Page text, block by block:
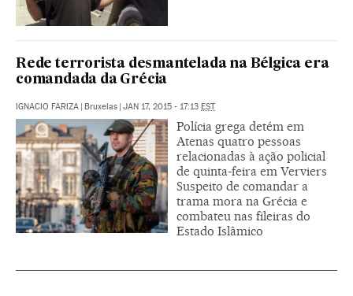
Rede terrorista desmantelada na Bélgica era
comandada da Grécia
IGNACIO FARIZA | Bruxelas | JAN 17, 2015 - 17:13 EST
Polícia grega detém em
Atenas quatro pessoas
relacionadas à ação policial
de quinta-feira em Verviers
Suspeito de comandar a
trama mora na Grécia e
combateu nas fileiras do
Estado Islâmico